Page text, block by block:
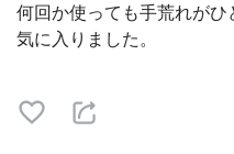
何回か使っても手荒れがひ
気に入りました。